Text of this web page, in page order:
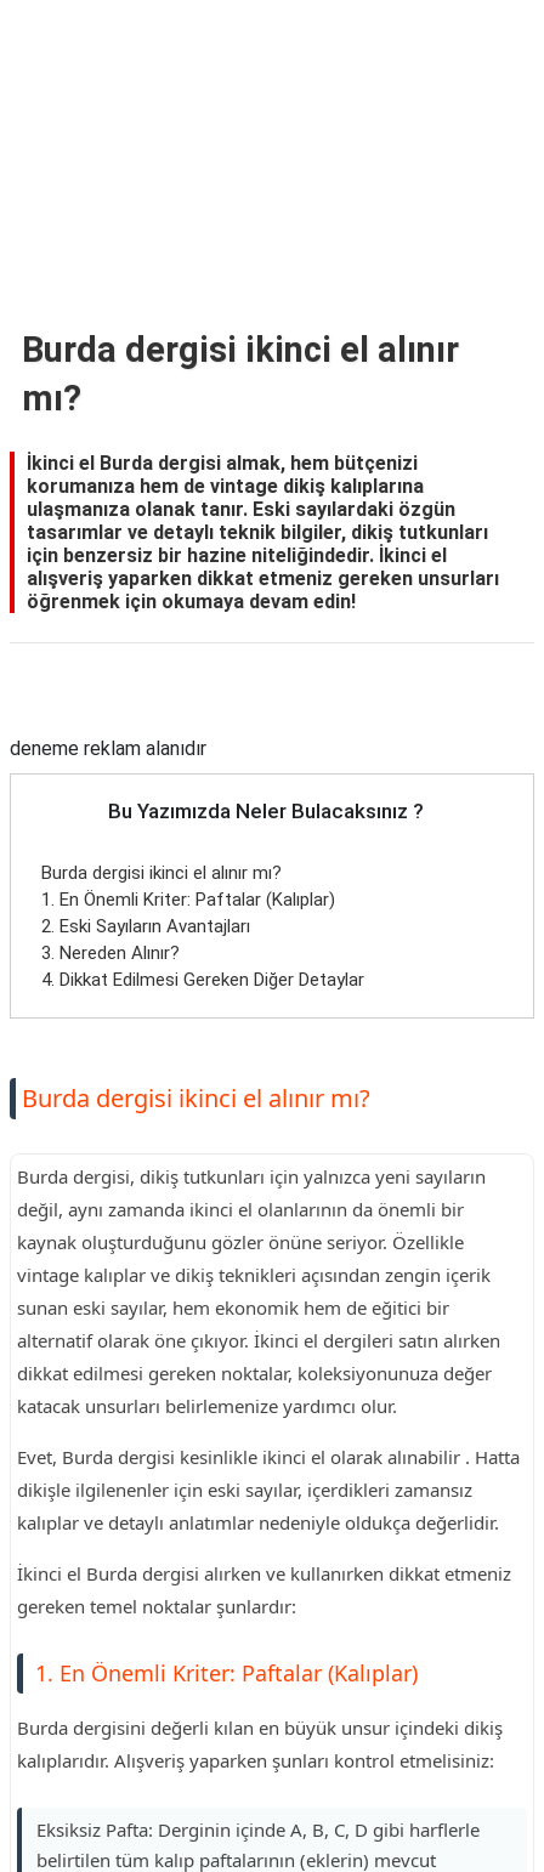
Burda dergisi ikinci el alınır
mı?
İkinci el Burda dergisi almak, hem bütçenizi
korumanıza hem de vintage dikiş kalıplarına
ulaşmanıza olanak tanır. Eski sayılardaki özgün
tasarımlar ve detaylı teknik bilgiler, dikiş tutkunları
için benzersiz bir hazine niteliğindedir. İkinci el
alışveriş yaparken dikkat etmeniz gereken unsurları
öğrenmek için okumaya devam edin!
deneme reklam alanıdır
Bu Yazımızda Neler Bulacaksınız ?
Burda dergisi ikinci el alınır mı?
1. En Önemli Kriter: Paftalar (Kalıplar)
2. Eski Sayıların Avantajları
3. Nereden Alınır?
4. Dikkat Edilmesi Gereken Diğer Detaylar
Burda dergisi ikinci el alınır mı?
Burda dergisi, dikiş tutkunları için yalnızca yeni sayıların
değil, aynı zamanda ikinci el olanlarının da önemli bir
kaynak oluşturduğunu gözler önüne seriyor. Özellikle
vintage kalıplar ve dikiş teknikleri açısından zengin içerik
sunan eski sayılar, hem ekonomik hem de eğitici bir
alternatif olarak öne çıkıyor. İkinci el dergileri satın alırken
dikkat edilmesi gereken noktalar, koleksiyonunuza değer
katacak unsurları belirlemenize yardımcı olur.
Evet, Burda dergisi kesinlikle ikinci el olarak alınabilir . Hatta
dikişle ilgilenenler için eski sayılar, içerdikleri zamansız
kalıplar ve detaylı anlatımlar nedeniyle oldukça değerlidir.
İkinci el Burda dergisi alırken ve kullanırken dikkat etmeniz
gereken temel noktalar şunlardır:
1. En Önemli Kriter: Paftalar (Kalıplar)
Burda dergisini değerli kılan en büyük unsur içindeki dikiş
kalıplarıdır. Alışveriş yaparken şunları kontrol etmelisiniz:
Eksiksiz Pafta: Derginin içinde A, B, C, D gibi harflerle
belirtilen tüm kalıp paftalarının (eklerin) mevcut